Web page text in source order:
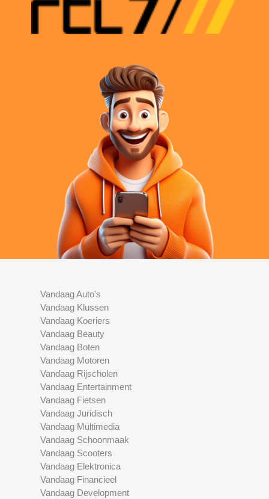
Vandaag Auto's
Vandaag Klussen
Vandaag Koeriers
Vandaag Beauty
Vandaag Boten
Vandaag Motoren
Vandaag Rijscholen
Vandaag Entertainment
Vandaag Fietsen
Vandaag Juridisch
Vandaag Multimedia
Vandaag Schoonmaak
Vandaag Scooters
Vandaag Elektronica
Vandaag Financieel
Vandaag Development